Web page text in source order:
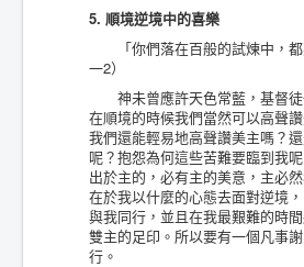
5. 順境逆境中的喜樂
「你們落在百般的試煉中，都
一2）
神未曾應許天色常藍，基督徒
在順境的時候我們當然可以高聲
我們還能輕易地高聲讚美主嗎？
呢？抱怨為何這些苦難要臨到我
出於主的，必有主的美意，主必
在於我以什麼的心態去面對逆境
與我同行，並且在我最艱難的時
雙主的足印。所以要有一個凡事
行。